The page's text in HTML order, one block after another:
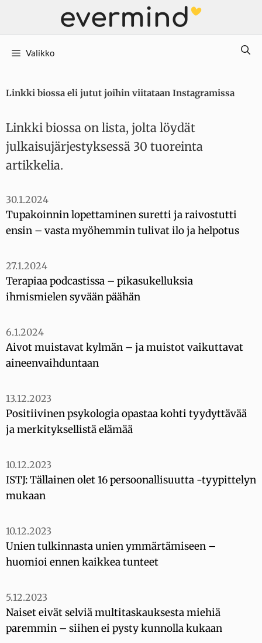
Valikko
Linkki biossa eli jutut joihin viitataan Instagramissa
Linkki biossa on lista, jolta löydät
julkaisujärjestyksessä 30 tuoreinta
artikkelia.
Tupakoinnin lopettaminen suretti ja raivostutti
ensin – vasta myöhemmin tulivat ilo ja helpotus
30.1.2024
Terapiaa podcastissa – pikasukelluksia
ihmismielen syvään päähän
27.1.2024
Aivot muistavat kylmän – ja muistot vaikuttavat
aineenvaihduntaan
6.1.2024
Positiivinen psykologia opastaa kohti tyydyttävää
ja merkityksellistä elämää
13.12.2023
ISTJ: Tällainen olet 16 persoonallisuutta -tyypittelyn
mukaan
10.12.2023
Unien tulkinnasta unien ymmärtämiseen –
huomioi ennen kaikkea tunteet
10.12.2023
Naiset eivät selviä multitaskauksesta miehiä
paremmin – siihen ei pysty kunnolla kukaan
5.12.2023